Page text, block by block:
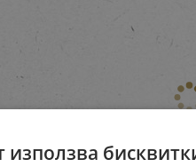
използва